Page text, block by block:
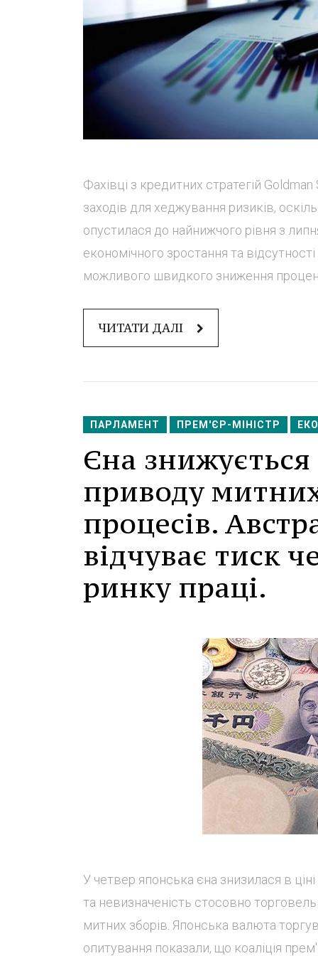
Фахівці з кредитних стратегій
заходів для хеджування ризиків,
опустилася до найнижчого рівня з
економічного зростання та
можливого швидкого зниження
ЧИТАТИ ДАЛІ
ПАРЛАМЕНТ ПРЕМ'ЄР-МІНІСТР
Єна
приводу
процесів.
відчуває тиск
ринку праці.
У четвер японська єна знизилася в
та невизначеність стосовно
митних зборів. Японська валюта
опитування показали, що коаліція